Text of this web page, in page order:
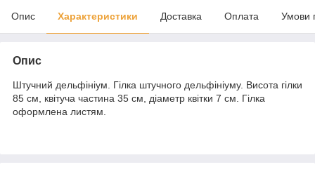
Опис Характеристики Доставка Оплата Умови
Опис
Штучний дельфініум. Гілка штучного дельфініуму. Висота гілки
85 см, квітуча частина 35 см, діаметр квітки 7 см. Гілка
оформлена листям.